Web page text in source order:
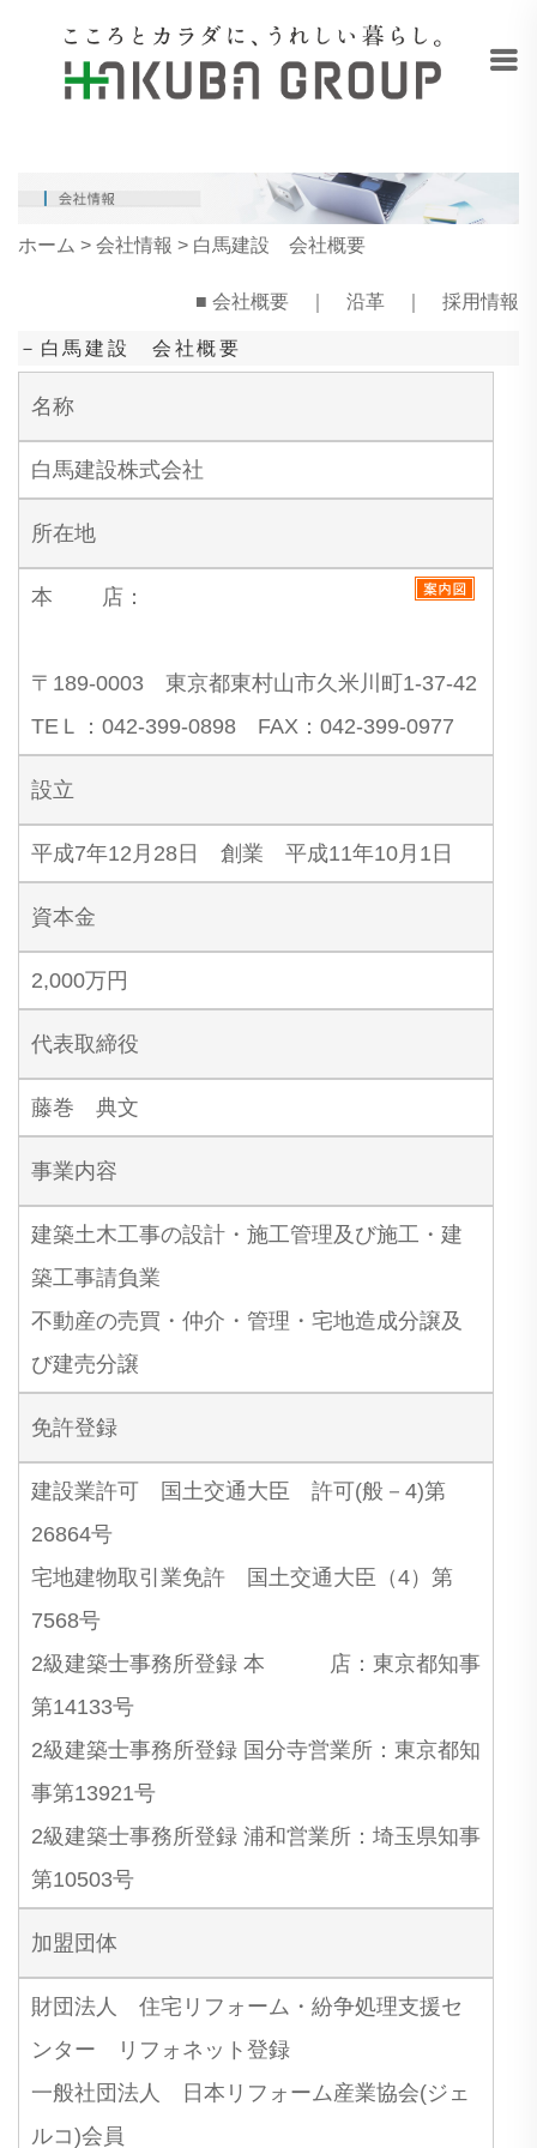
ホーム > 会社情報 > 白馬建設 会社概要
■ 会社概要 沿革 採用情報
－白馬建設 会社概要
名称
白馬建設株式会社
所在地
本 店：
〒189-0003 東京都東村山市久米川町1-37-42
TEＬ：042-399-0898 FAX：042-399-0977
設立
平成7年12月28日 創業 平成11年10月1日
資本金
2,000万円
代表取締役
藤巻 典文
事業内容
建築土木工事の設計・施工管理及び施工・建
築工事請負業
不動産の売買・仲介・管理・宅地造成分譲及
び建売分譲
免許登録
建設業許可 国土交通大臣 許可(般－4)第
26864号
宅地建物取引業免許 国土交通大臣（4）第
7568号
2級建築士事務所登録 本 店：東京都知事
第14133号
2級建築士事務所登録 国分寺営業所：東京都知
事第13921号
2級建築士事務所登録 浦和営業所：埼玉県知事
第10503号
加盟団体
財団法人 住宅リフォーム・紛争処理支援セ
ンター リフォネット登録
一般社団法人 日本リフォーム産業協会(ジェ
ルコ)会員